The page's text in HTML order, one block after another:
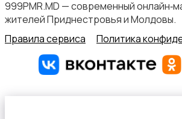
Аксессуары2
999PMR.MD — современный
жителей Приднестровья и Молдовы.
Правила сервиса
Политика